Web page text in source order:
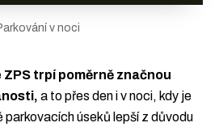
v noci
trpí poměrně značnou
a to přes den i v noci, kdy je
parkovacích úseků lepší z důvodu